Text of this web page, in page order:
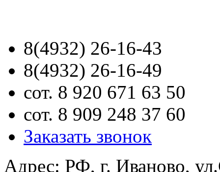
8(4932) 26-16-43
8(4932) 26-16-49
сот. 8 920 671 63 50
сот. 8 909 248 37 60
Заказать звонок
Адрес: РФ, г. Иваново,